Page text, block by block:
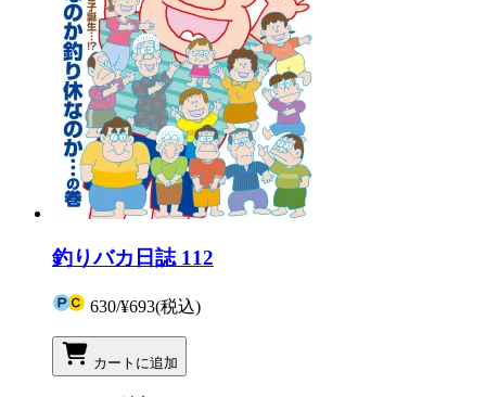
釣りバカ日誌 112
630/¥693(税込)
カートに追加